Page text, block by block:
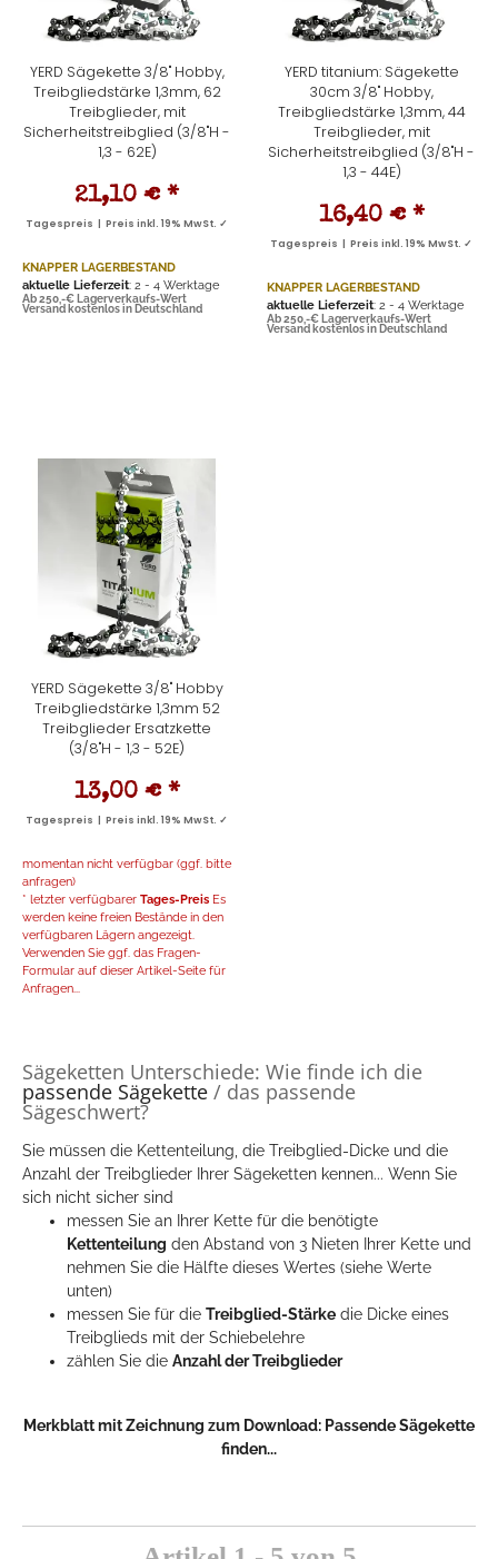
YERD Sägekette 3/8" Hobby,
Treibgliedstärke 1,3mm, 62
Treibglieder, mit
Sicherheitstreibglied (3/8"H -
1,3 - 62E)
21,10 € *
Tagespreis | Preis inkl. 19% MwSt. ✓
KNAPPER LAGERBESTAND
aktuelle Lieferzeit: 2 - 4 Werktage
Ab 250,-€ Lagerverkaufs-Wert
Versand kostenlos in Deutschland
YERD titanium: Sägekette
30cm 3/8" Hobby,
Treibgliedstärke 1,3mm, 44
Treibglieder, mit
Sicherheitstreibglied (3/8"H -
1,3 - 44E)
16,40 € *
Tagespreis | Preis inkl. 19% MwSt. ✓
KNAPPER LAGERBESTAND
aktuelle Lieferzeit: 2 - 4 Werktage
Ab 250,-€ Lagerverkaufs-Wert
Versand kostenlos in Deutschland
YERD Sägekette 3/8" Hobby
Treibgliedstärke 1,3mm 52
Treibglieder Ersatzkette
(3/8"H - 1,3 - 52E)
13,00 € *
Tagespreis | Preis inkl. 19% MwSt. ✓
momentan nicht verfügbar (ggf. bitte
anfragen)
* letzter verfügbarer Tages-Preis Es
werden keine freien Bestände in den
verfügbaren Lägern angezeigt.
Verwenden Sie ggf. das Fragen-
Formular auf dieser Artikel-Seite für
Anfragen...
Sägeketten Unterschiede: Wie finde ich die
passende Sägekette / das passende
Sägeschwert?
Sie müssen die Kettenteilung, die Treibglied-Dicke und die
Anzahl der Treibglieder Ihrer Sägeketten kennen... Wenn Sie
sich nicht sicher sind
messen Sie an Ihrer Kette für die benötigte
Kettenteilung den Abstand von 3 Nieten Ihrer Kette und
nehmen Sie die Hälfte dieses Wertes (siehe Werte
unten)
messen Sie für die Treibglied-Stärke die Dicke eines
Treibglieds mit der Schiebelehre
zählen Sie die Anzahl der Treibglieder
Merkblatt mit Zeichnung zum Download: Passende Sägekette
finden...